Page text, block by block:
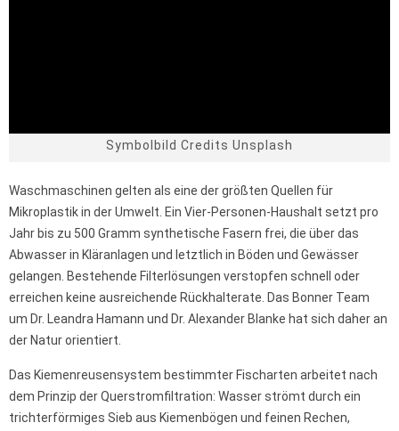
Symbolbild Credits Unsplash
Waschmaschinen gelten als eine der größten Quellen für
Mikroplastik in der Umwelt. Ein Vier-Personen-Haushalt setzt pro
Jahr bis zu 500 Gramm synthetische Fasern frei, die über das
Abwasser in Kläranlagen und letztlich in Böden und Gewässer
gelangen. Bestehende Filterlösungen verstopfen schnell oder
erreichen keine ausreichende Rückhalterate. Das Bonner Team
um Dr. Leandra Hamann und Dr. Alexander Blanke hat sich daher an
der Natur orientiert.
Das Kiemenreusensystem bestimmter Fischarten arbeitet nach
dem Prinzip der Querstromfiltration: Wasser strömt durch ein
trichterförmiges Sieb aus Kiemenbögen und feinen Rechen,